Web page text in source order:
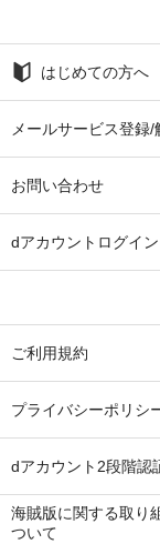
はじめての方へ
メールサービス登録/
お問い合わせ
dアカウントログイン
ご利用規約
プライバシーポリシ
dアカウント2段階認
海賊版に関する取り
ついて